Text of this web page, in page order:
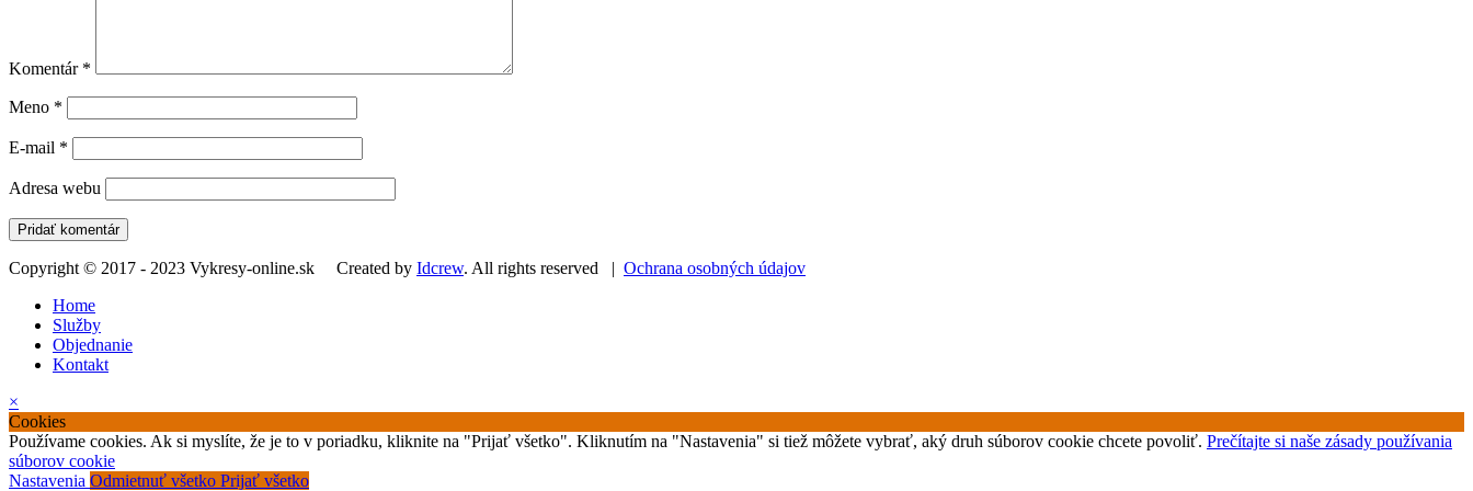
Komentár *
Meno *
E-mail *
Adresa webu
Copyright © 2017 - 2023 Vykresy-online.sk Created by Idcrew. All rights reserved | Ochrana osobných údajov
Home
Služby
Objednanie
Kontakt
×
Cookies
Používame cookies. Ak si myslíte, že je to v poriadku, kliknite na "Prijať všetko". Kliknutím na "Nastavenia" si tiež môžete vybrať, aký druh súborov cookie chcete povoliť. Prečítajte si naše zásady používania
súborov cookie
Nastavenia Odmietnuť všetko Prijať všetko